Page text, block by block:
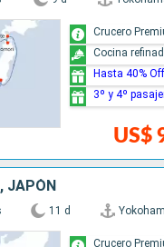
US$
Crucero
Cocina
Hasta 40% Off
3º y 4º
JAPÓN
11 d
Crucero